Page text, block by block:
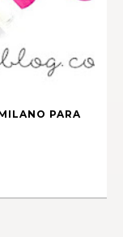
PARA